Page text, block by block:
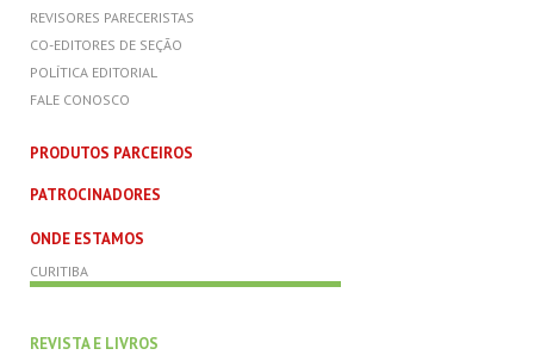
REVISORES PARECERISTAS
CO-EDITORES DE SEÇÃO
POLÍTICA EDITORIAL
FALE CONOSCO
PRODUTOS PARCEIROS
PATROCINADORES
ONDE ESTAMOS
CURITIBA
REVISTA E LIVROS